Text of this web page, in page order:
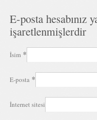
E-posta hesabınız
işaretlenmişlerdir
İsim *
E-posta *
İnternet sitesi